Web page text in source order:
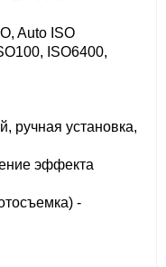
Auto ISO
ISO6400,
ручная установка,
эффекта
-